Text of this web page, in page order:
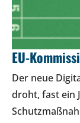
EU-
Der neue
droht, fast ein